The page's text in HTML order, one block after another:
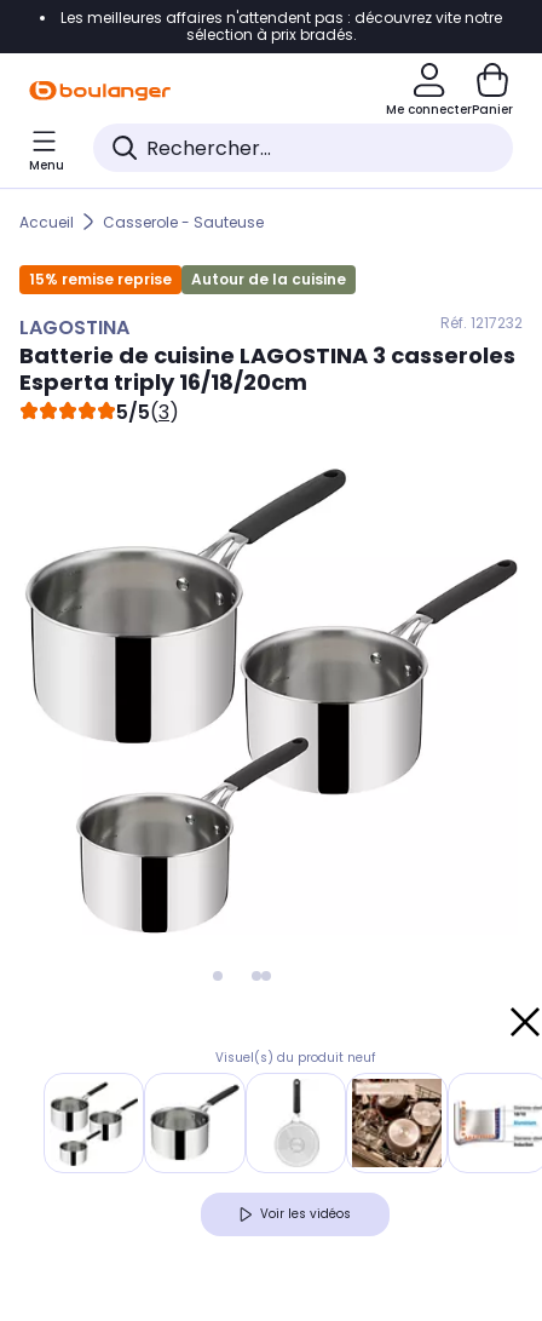
Accéder directement à la navigation
Accéder directement au pied de page
Accéder directement au chatbot
Les meilleures affaires n'attendent pas : découvrez vite notre
sélection à prix bradés.
Me connecterPanier
Menu
Accueil Casserole - Sauteuse
15% remise reprise Autour de la cuisine
LAGOSTINA Réf. 1217232
Batterie de cuisine LAGOSTINA 3 casseroles
Esperta triply 16/18/20cm
5/5(3)
Visuel(s) du produit neuf
Voir les vidéos